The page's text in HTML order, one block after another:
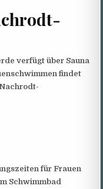
verfügt über Sauna
findet
für Frauen
Schwimmbad